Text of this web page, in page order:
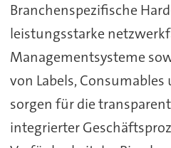
Branchenspezifische
leistungsstarke
Managementsysteme
von Labels, Consumables
sorgen für die
integrierter